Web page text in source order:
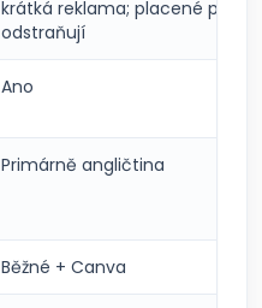
krátká reklama; placené plány
odstraňují
Ano
Primárně angličtina
Běžné + Canva